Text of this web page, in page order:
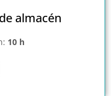
almacén
10 h